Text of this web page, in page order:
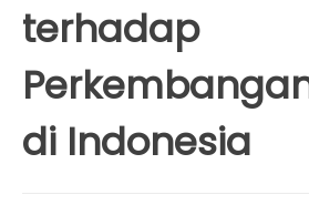
terhadap
di Indonesia